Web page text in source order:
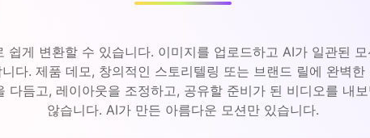
게 변환할 수 있습니다. 이미지를 업로드하고 AI가 일관된
다. 제품 데모, 창의적인 스토리텔링 또는 브랜드 릴에 완벽
듬고, 레이아웃을 조정하고, 공유할 준비가 된 비디오를 내
않습니다. AI가 만든 아름다운 모션만 있습니다.